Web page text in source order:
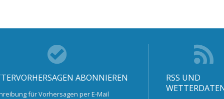
ABONNIEREN
für Vorhersagen per E-Mail
RSS UND